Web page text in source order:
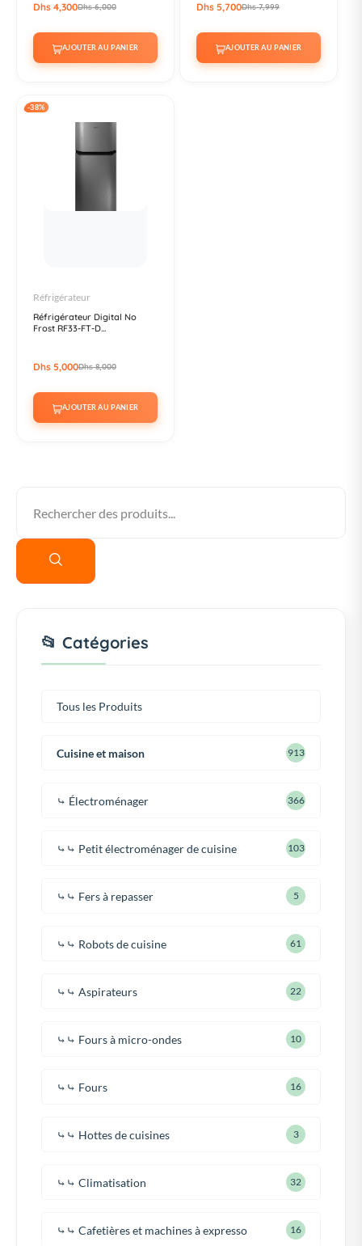
Dhs 4,300Dhs 6,000
AJOUTER AU PANIER
Dhs 5,700Dhs 7,999
AJOUTER AU PANIER
-38%
Réfrigérateur
Réfrigérateur Digital No
Frost RF33-FT-D...
Dhs 5,000Dhs 8,000
AJOUTER AU PANIER
📂 Catégories
Tous les Produits
Cuisine et maison 913
⤷ Électroménager 366
⤷⤷ Petit électroménager de cuisine 103
⤷⤷ Fers à repasser 5
⤷⤷ Robots de cuisine 61
⤷⤷ Aspirateurs 22
⤷⤷ Fours à micro-ondes 10
⤷⤷ Fours 16
⤷⤷ Hottes de cuisines 3
⤷⤷ Climatisation 32
⤷⤷ Cafetières et machines à expresso 16